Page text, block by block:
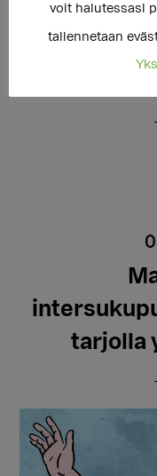
Setan
sukupuolen
Kouluttajana
tarjolla
voit halutessasi
tallennetaan